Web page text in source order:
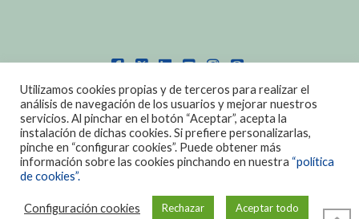
POLITICA DE COOKIES|AVISO LEGAL
DISEÑO: DIAN SISTEMAS
Utilizamos cookies propias y de terceros para realizar el
análisis de navegación de los usuarios y mejorar nuestros
servicios. Al pinchar en el botón “Aceptar”, acepta la
instalación de dichas cookies. Si prefiere personalizarlas,
pinche en “configurar cookies”. Puede obtener más
información sobre las cookies pinchando en nuestra “política
de cookies”.
Configuración cookies Rechazar Aceptar todo